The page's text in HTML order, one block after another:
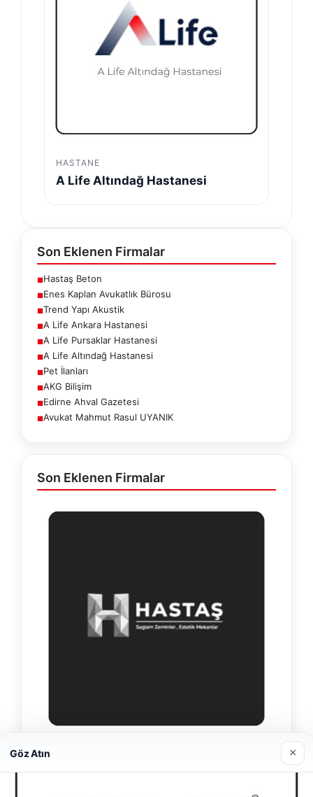
HASTANE
A Life Altındağ Hastanesi
Son Eklenen Firmalar
■Hastaş Beton
■Enes Kaplan Avukatlık Bürosu
■Trend Yapı Akustik
■A Life Ankara Hastanesi
■A Life Pursaklar Hastanesi
■A Life Altındağ Hastanesi
■Pet İlanları
■AKG Bilişim
■Edirne Ahval Gazetesi
■Avukat Mahmut Rasul UYANIK
Son Eklenen Firmalar
Enes Kaplan Avukatlık Bürosu
28/04/2026
Göz Atın ×